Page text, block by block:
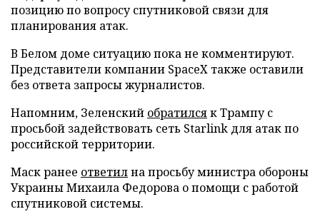
позицию по вопросу спутниковой связи для
планирования атак.
В Белом доме ситуацию пока не комментируют.
Представители компании SpaceX также оставили
без ответа запросы журналистов.
Напомним, Зеленский обратилсяк Трампу с
просьбой задействовать сеть Starlink для атак по
российской территории.
Маск ранее ответилна просьбу министра обороны
Украины Михаила Федорова о помощи с работой
спутниковой системы.